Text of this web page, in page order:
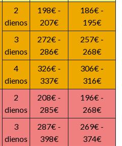
2
dienos
198€ -
207€
186€ -
195€
3
dienos
272€ -
286€
257€ -
268€
4
dienos
326€ -
337€
306€ -
316€
2
dienos
208€ -
285€
196€ -
268€
3
dienos
287€ -
398€
269€ -
374€